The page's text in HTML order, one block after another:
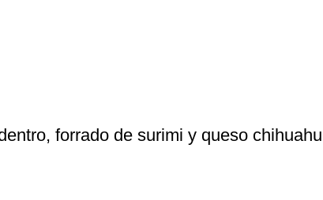
forrado de surimi y queso